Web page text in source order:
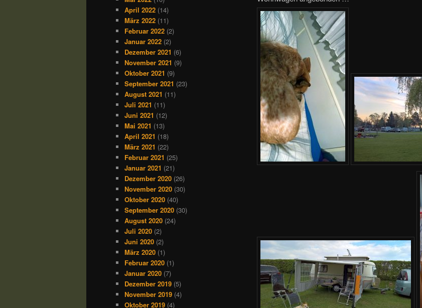
April 2022 (14)
März 2022 (11)
Februar 2022 (2)
Januar 2022 (2)
Dezember 2021 (6)
November 2021 (9)
Oktober 2021 (9)
September 2021 (23)
August 2021 (11)
Juli 2021 (11)
Juni 2021 (12)
Mai 2021 (13)
April 2021 (18)
März 2021 (22)
Februar 2021 (25)
Januar 2021 (21)
Dezember 2020 (26)
November 2020 (30)
Oktober 2020 (40)
September 2020 (30)
August 2020 (24)
Juli 2020 (2)
Juni 2020 (2)
März 2020 (1)
Februar 2020 (1)
Januar 2020 (7)
Dezember 2019 (5)
November 2019 (4)
Oktober 2019 (4)